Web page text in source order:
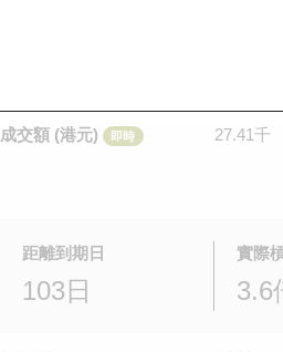
成交額 (港元)
即時 27.41千
距離到期日
103日
實際
3.6